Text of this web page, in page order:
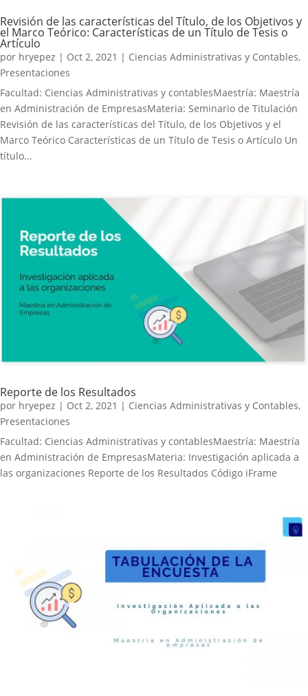
Revisión de las características del Título, de los Objetivos y
el Marco Teórico: Características de un Título de Tesis o
Artículo
por hryepez | Oct 2, 2021 | Ciencias Administrativas y Contables,
Presentaciones
Facultad: Ciencias Administrativas y contablesMaestría: Maestría
en Administración de EmpresasMateria: Seminario de Titulación
Revisión de las características del Título, de los Objetivos y el
Marco Teórico Características de un Título de Tesis o Artículo Un
título...
Reporte de los Resultados
por hryepez | Oct 2, 2021 | Ciencias Administrativas y Contables,
Presentaciones
Facultad: Ciencias Administrativas y contablesMaestría: Maestría
en Administración de EmpresasMateria: Investigación aplicada a
las organizaciones Reporte de los Resultados Código iFrame